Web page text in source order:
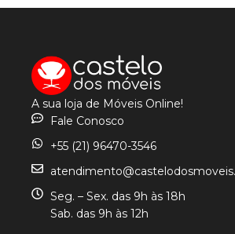
A sua loja de Móveis Online!
Fale Conosco
+55 (21) 96470-3546
Seg. – Sex. das 9h às 18h
Sab. das 9h às 12h